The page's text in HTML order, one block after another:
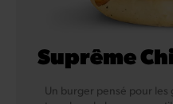
Suprême
Un burger pensé pour les